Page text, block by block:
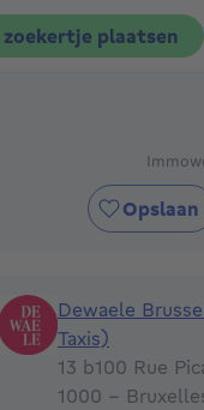
plaatsen
Opslaan
Dewaele
Dewaele
Taxis)
13 b100 Rue
1000 -